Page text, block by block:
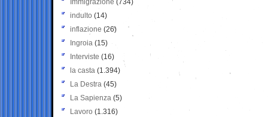
Immigrazione (734)
indulto (14)
inflazione (26)
Ingroia (15)
Interviste (16)
la casta (1.394)
La Destra (45)
La Sapienza (5)
Lavoro (1.316)